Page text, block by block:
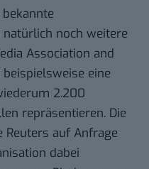
noch weitere
Association and
eine
2.200
repräsentieren. Die
auf Anfrage
dabei